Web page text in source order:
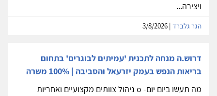
ויצירה...
הגר גלברד
דרוש.ה מנחה לתכנית 'עמיתים לבוגרים' בתחום
בריאות הנפש בעמק יזרעאל והסביבה | 100% משרה
מה תעשו ביום יום- o ניהול צוותים מקצועיים ואחריות